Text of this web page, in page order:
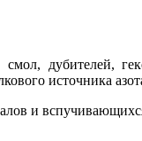
дубителей,
источника
и